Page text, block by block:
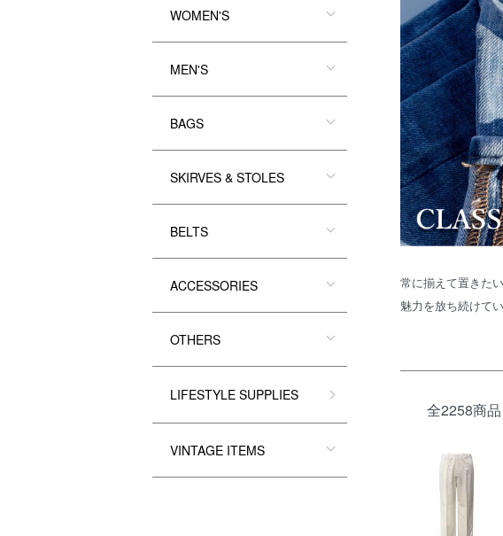
常に揃えて置きた
魅力を放ち続けてい
全2258商品
WOMEN'S
MEN'S
BAGS
SKIRVES & STOLES
BELTS
ACCESSORIES
OTHERS
LIFESTYLE SUPPLIES
VINTAGE ITEMS